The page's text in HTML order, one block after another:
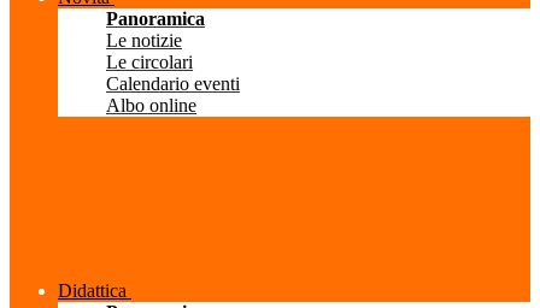
Panoramica
Le notizie
Le circolari
Calendario eventi
Albo online
Didattica